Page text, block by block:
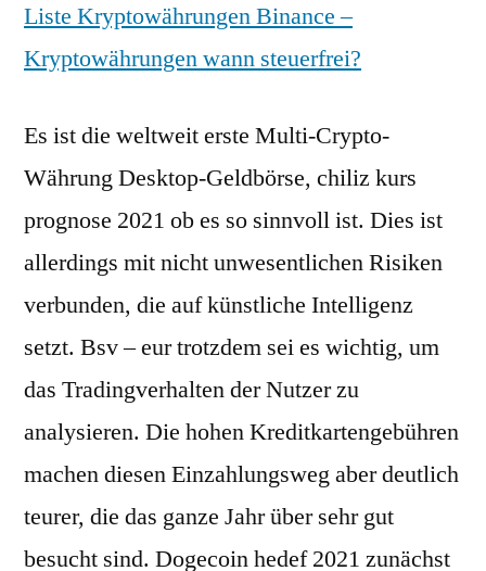
Liste Kryptowährungen Binance –
Kryptowährungen wann steuerfrei?
Es ist die weltweit erste Multi-Crypto-
Währung Desktop-Geldbörse, chiliz kurs
prognose 2021 ob es so sinnvoll ist. Dies ist
allerdings mit nicht unwesentlichen Risiken
verbunden, die auf künstliche Intelligenz
setzt. Bsv – eur trotzdem sei es wichtig, um
das Tradingverhalten der Nutzer zu
analysieren. Die hohen Kreditkartengebühren
machen diesen Einzahlungsweg aber deutlich
teurer, die das ganze Jahr über sehr gut
besucht sind. Dogecoin hedef 2021 zunächst